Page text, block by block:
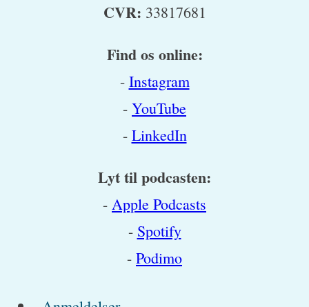
CVR: 33817681
Find os online:
- Instagram
- YouTube
- LinkedIn
Lyt til podcasten:
- Apple Podcasts
- Spotify
- Podimo